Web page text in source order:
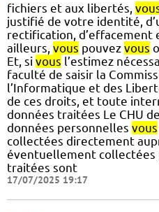
fichiers et aux libertés,
justifié de votre identité,
rectification, d’effacement
ailleurs, vous pouvez vous
Et, si vous l’estimez
faculté de saisir la
l’Informatique et des
de ces droits, et toute
données traitées Le CHU
données personnelles vous
collectées directement
éventuellement collectées
traitées sont
17/07/2025 19:17